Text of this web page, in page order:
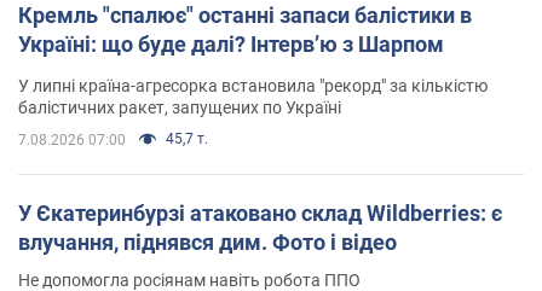
Кремль "спалює" останні запаси балістики в
Україні: що буде далі? Інтерв’ю з Шарпом
У липні країна-агресорка встановила "рекорд" за кількістю
балістичних ракет, запущених по Україні
7.08.2026 07:00 45,7 т.
У Єкатеринбурзі атаковано склад Wildberries: є
влучання, піднявся дим. Фото і відео
Не допомогла росіянам навіть робота ППО